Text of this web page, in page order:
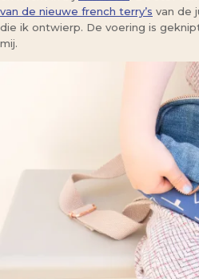
van de nieuwe french terry’s van de
die ik ontwierp. De voering is
mij.